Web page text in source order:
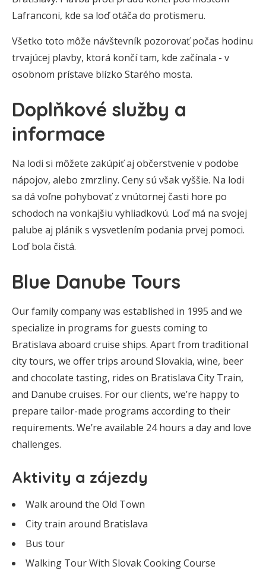
Lafranconi, kde sa loď otáča do protismeru.
Všetko toto môže návštevník pozorovať počas hodinu
trvajúcej plavby, ktorá končí tam, kde začínala - v
osobnom prístave blízko Starého mosta.
Doplňkové služby a
informace
Na lodi si môžete zakúpiť aj občerstvenie v podobe
nápojov, alebo zmrzliny. Ceny sú však vyššie. Na lodi
sa dá voľne pohybovať z vnútornej časti hore po
schodoch na vonkajšiu vyhliadkovú. Loď má na svojej
palube aj plánik s vysvetlením podania prvej pomoci.
Loď bola čistá.
Blue Danube Tours
Our family company was established in 1995 and we
specialize in programs for guests coming to
Bratislava aboard cruise ships. Apart from traditional
city tours, we offer trips around Slovakia, wine, beer
and chocolate tasting, rides on Bratislava City Train,
and Danube cruises. For our clients, we’re happy to
prepare tailor-made programs according to their
requirements. We’re available 24 hours a day and love
challenges.
Aktivity a zájezdy
Walk around the Old Town
City train around Bratislava
Bus tour
Walking Tour With Slovak Cooking Course